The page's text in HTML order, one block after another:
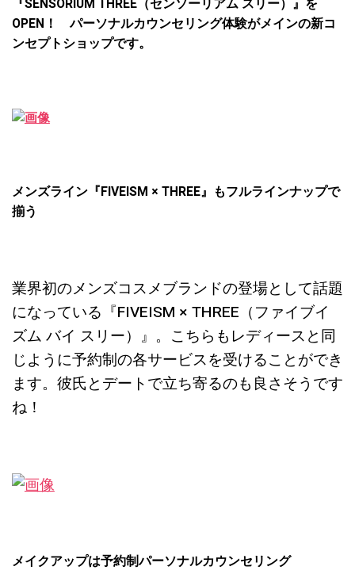
『SENSORIUM THREE（センソーリアム スリー）』を
OPEN！ パーソナルカウンセリング体験がメインの新コ
ンセプトショップです。
メンズライン『FIVEISM × THREE』もフルラインナップで
揃う
業界初のメンズコスメブランドの登場として話題
になっている『FIVEISM × THREE（ファイブイ
ズム バイ スリー）』。こちらもレディースと同
じように予約制の各サービスを受けることができ
ます。彼氏とデートで立ち寄るのも良さそうです
ね！
メイクアップは予約制パーソナルカウンセリング